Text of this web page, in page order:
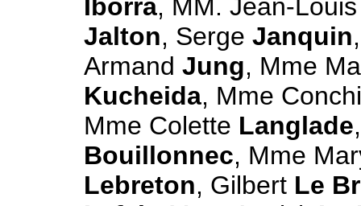
Iborra, MM. Jean-
Jalton, Serge Janquin
Armand Jung, Mme
Kucheida, Mme
Mme Colette Langlade
Bouillonnec, Mme
Lebreton, Gilbert Le